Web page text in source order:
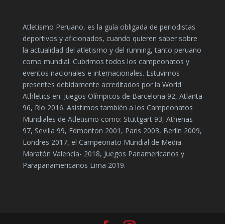
Atletismo Peruano, es la guía obligada de periodistas
deportivos y aficionados, cuando quieren saber sobre
la actualidad del atletismo y del running, tanto peruano
como mundial. Cubrimos todos los campeonatos y
eventos nacionales e internacionales. Estuvimos
presentes debidamente acreditados por la World
Athletics en: Juegos Olímpicos de Barcelona 92, Atlanta
96, Río 2016. Asistimos también a los Campeonatos
Mundiales de Atletismo como: Stuttgart 93, Athenas
97, Sevilla 99, Edmonton 2001, Paris 2003, Berlín 2009,
Londres 2017, el Campeonato Mundial de Media
Maratón Valencia- 2018, Juegos Panamericanos y
Parapanamericanos Lima 2019.